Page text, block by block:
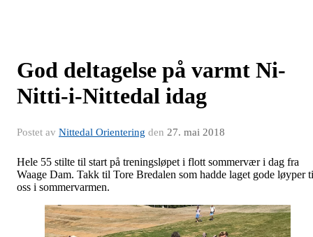
God deltagelse på varmt Ni-
Nitti-i-Nittedal idag
Postet av Nittedal Orientering den 27. mai 2018
Hele 55 stilte til start på treningsløpet i flott sommervær i dag fra
Waage Dam. Takk til Tore Bredalen som hadde laget gode løyper
oss i sommervarmen.